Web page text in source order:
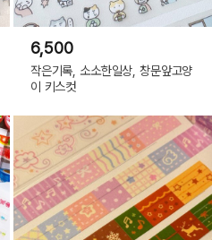
6,500
작은기록, 소소한일상, 창문앞고양
이 키스컷